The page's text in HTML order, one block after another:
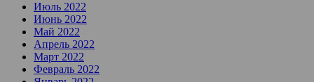
Июль 2022
Июнь 2022
Май 2022
Апрель 2022
Март 2022
Февраль 2022